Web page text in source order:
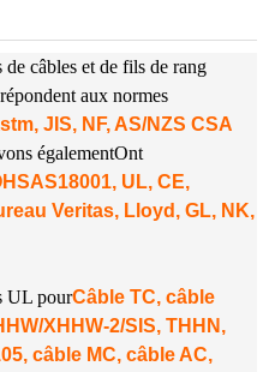
câbles et de fils de rang
aux normes
JIS, NF, AS/NZS CSA
égalementOnt
UL, CE,
Veritas, Lloyd, GL, NK,
UL pourCâble TC, câble
XHHW-2/SIS, THHN,
câble MC, câble AC,